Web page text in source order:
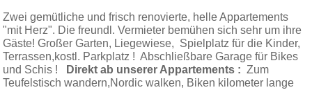
Zwei gemütliche und frisch renovierte, helle Appartements
"mit Herz". Die freundl. Vermieter bemühen sich sehr um ihre
Gäste! Großer Garten, Liegewiese, Spielplatz für die Kinder,
Terrassen,kostl. Parkplatz ! Abschließbare Garage für Bikes
und Schis !
Direkt ab unserer Appartements : Zum
Teufelstisch wandern,Nordic walken, Biken kilometer lange